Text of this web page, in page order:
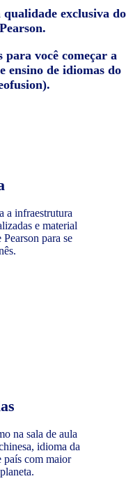
exclusiva do
para você começar a
ensino de idiomas do
a infraestrutura
e material
para se
na sala de aula
idioma da
país com maior